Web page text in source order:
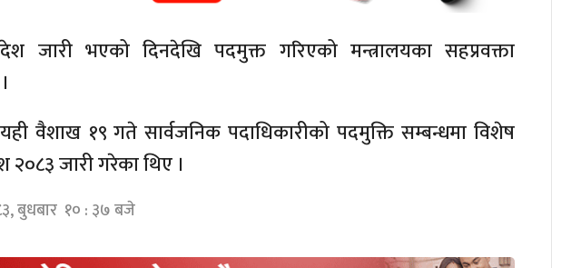
जारी भएको दिनदेखि पदमुक्त गरिएको मन्त्रालयका सहप्रवक्ता
यही वैशाख १९ गते सार्वजनिक पदाधिकारीको पदमुक्ति सम्बन्धमा विशेष
२०८३ जारी गरेका थिए ।
बुधबार १० : ३७ बजे